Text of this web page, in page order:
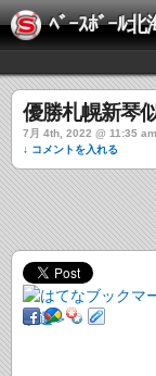
ﾍﾞｰｽﾎﾞｰﾙ北
優勝札幌新琴
7月 4th, 2022 @ 11:35
↓ コメントを入れる